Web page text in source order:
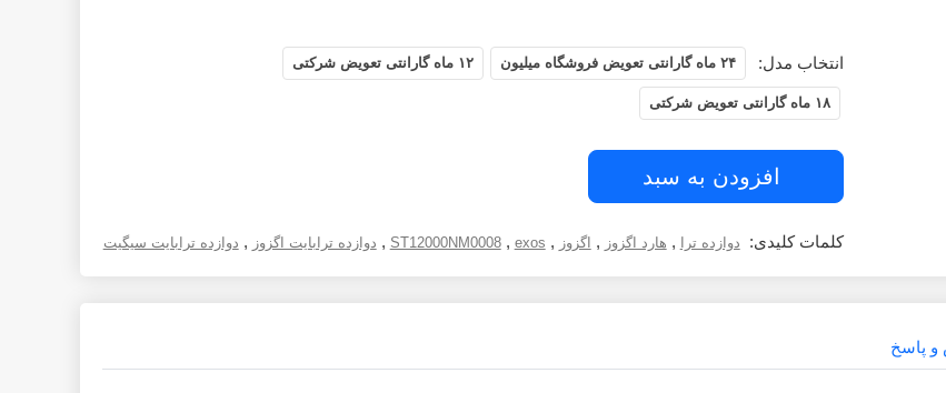
انتخاب مدل: ۲۴ ماه گارانتی تعویض فروشگاه میلیون ۱۲ ماه گارانتی تعویض شرکتی
۱۸ ماه گارانتی تعویض شرکتی
افزودن به سبد
کلمات کلیدی: دوازده ترا , هارد اگزوز , اگزوز ,
exos
,
ST12000NM0008
, دوازده ترابایت اگزوز , دوازده ترابایت سیگیت
پاسخ